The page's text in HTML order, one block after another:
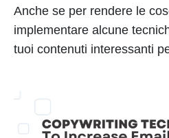
Anche se per rendere le
implementare alcune
tuoi contenuti interessanti